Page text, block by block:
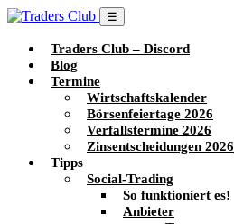
☰
Traders Club – Discord
Blog
Termine
Wirtschaftskalender
Börsenfeiertage 2026
Verfallstermine 2026
Zinsentscheidungen 2026
Tipps
Social-Trading
So funktioniert es!
Anbieter